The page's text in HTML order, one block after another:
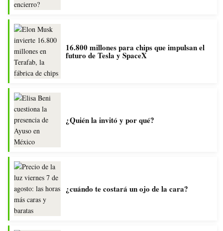
16.800 millones para chips que impulsan el
futuro de Tesla y SpaceX
¿Quién la invitó y por qué?
¿cuándo te costará un ojo de la cara?